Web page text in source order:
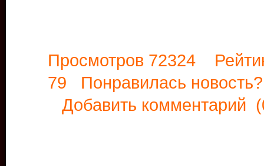
Просмотров 72324
79 Понравилась
Добавить комментарий